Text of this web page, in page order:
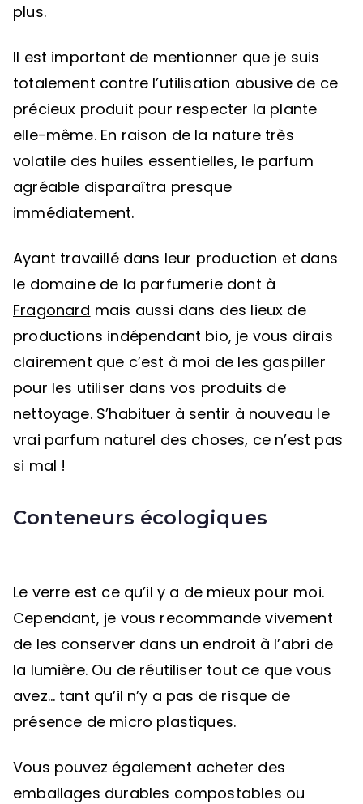
plus.
Il est important de mentionner que je suis
totalement contre l’utilisation abusive de ce
précieux produit pour respecter la plante
elle-même. En raison de la nature très
volatile des huiles essentielles, le parfum
agréable disparaîtra presque
immédiatement.
Ayant travaillé dans leur production et dans
le domaine de la parfumerie dont à
Fragonard mais aussi dans des lieux de
productions indépendant bio, je vous dirais
clairement que c’est à moi de les gaspiller
pour les utiliser dans vos produits de
nettoyage. S’habituer à sentir à nouveau le
vrai parfum naturel des choses, ce n’est pas
si mal !
Conteneurs écologiques
Le verre est ce qu’il y a de mieux pour moi.
Cependant, je vous recommande vivement
de les conserver dans un endroit à l’abri de
la lumière. Ou de réutiliser tout ce que vous
avez… tant qu’il n’y a pas de risque de
présence de micro plastiques.
Vous pouvez également acheter des
emballages durables compostables ou